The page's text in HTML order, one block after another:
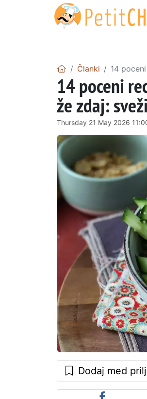
Članki 14
14 poceni
že zdaj:
Thursday 21 May 2026
Dodaj med